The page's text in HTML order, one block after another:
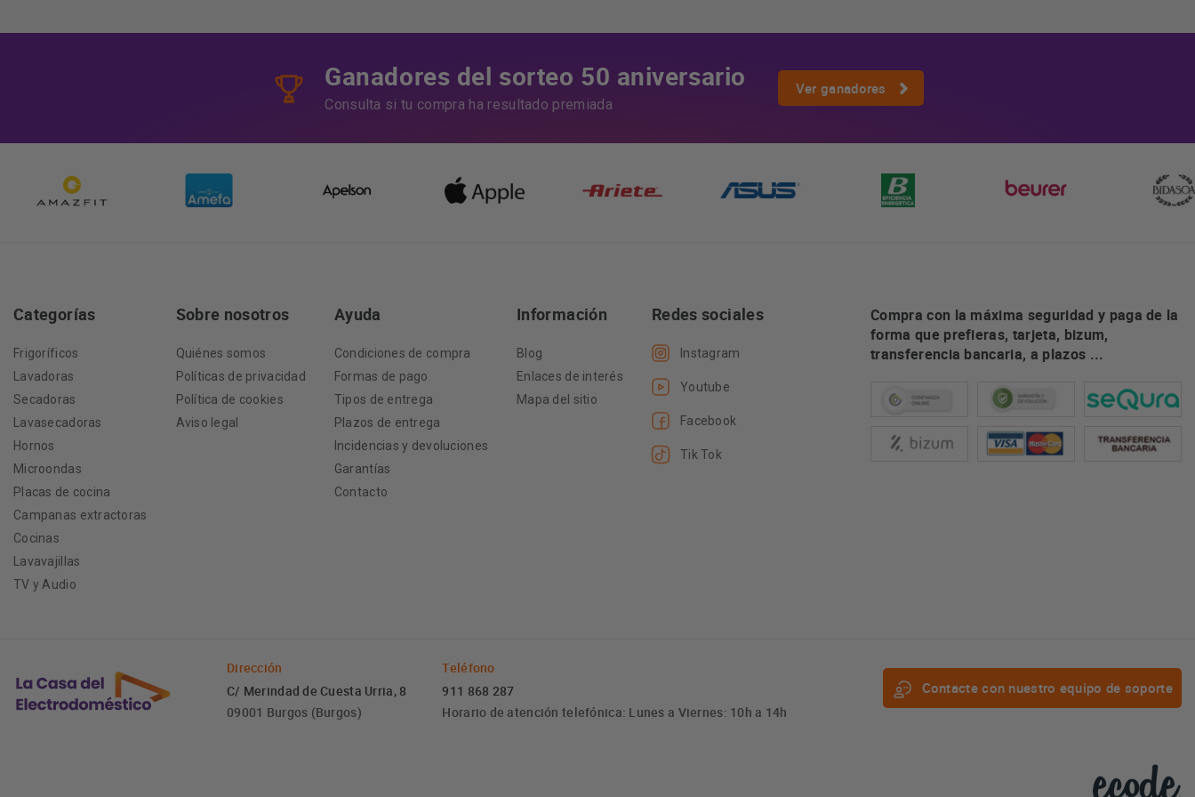
Ganadores del sorteo 50 aniversario
Consulta si tu compra ha resultado premiada
Ver ganadores
Categorías
Frigoríficos
Lavadoras
Secadoras
Lavasecadoras
Hornos
Microondas
Placas de cocina
Campanas extractoras
Cocinas
Lavavajillas
TV y Audio
Sobre nosotros
Quiénes somos
Políticas de privacidad
Política de cookies
Aviso legal
Ayuda
Condiciones de compra
Formas de pago
Tipos de entrega
Plazos de entrega
Incidencias y devoluciones
Garantías
Contacto
Información
Blog
Enlaces de interés
Mapa del sitio
Redes sociales
Instagram
Youtube
Facebook
Tik Tok
Compra con la máxima seguridad y paga de la
forma que prefieras, tarjeta, bizum,
transferencia bancaria, a plazos ...
Dirección
C/ Merindad de Cuesta Urria, 8
09001 Burgos (Burgos)
Teléfono
911 868 287
Horario de atención telefónica: Lunes a Viernes: 10h a 14h
Contacte con nuestro equipo de soporte